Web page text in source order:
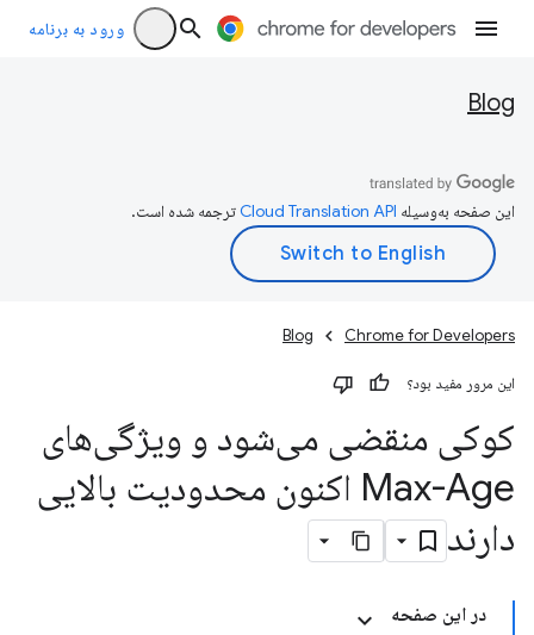
ورود به برنامه
Blog
این صفحه به‌وسیله ترجمه شده است.
Chrome for Developers
Blog
این مرور مفید بود؟
کوکی منقضی می‌شود و ویژگی‌های
Max-Age اکنون محدودیت بالایی
دارند
در این صفحه